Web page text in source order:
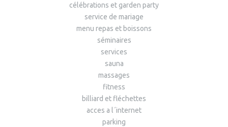
célébrations et garden party
service de mariage
menu repas et boissons
séminaires
services
sauna
massages
fitness
billiard et fléchettes
acces a l´internet
parking